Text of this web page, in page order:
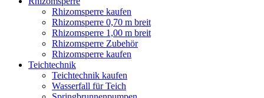
Rhizomsperre kaufen
Rhizomsperre 0,70 m breit
Rhizomsperre 1,00 m breit
Rhizomsperre Zubehör
Rhizomsperre kaufen
Teichtechnik
Teichtechnik kaufen
Wasserfall für Teich